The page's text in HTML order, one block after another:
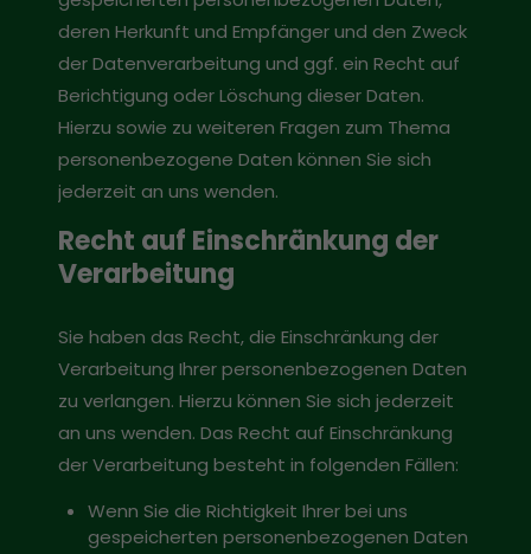
deren Herkunft und Empfänger und den Zweck
der Datenverarbeitung und ggf. ein Recht auf
Berichtigung oder Löschung dieser Daten.
Hierzu sowie zu weiteren Fragen zum Thema
personenbezogene Daten können Sie sich
jederzeit an uns wenden.
Recht auf Einschränkung der
Verarbeitung
Sie haben das Recht, die Einschränkung der
Verarbeitung Ihrer personenbezogenen Daten
zu verlangen. Hierzu können Sie sich jederzeit
an uns wenden. Das Recht auf Einschränkung
der Verarbeitung besteht in folgenden Fällen:
Wenn Sie die Richtigkeit Ihrer bei uns
gespeicherten personenbezogenen Daten